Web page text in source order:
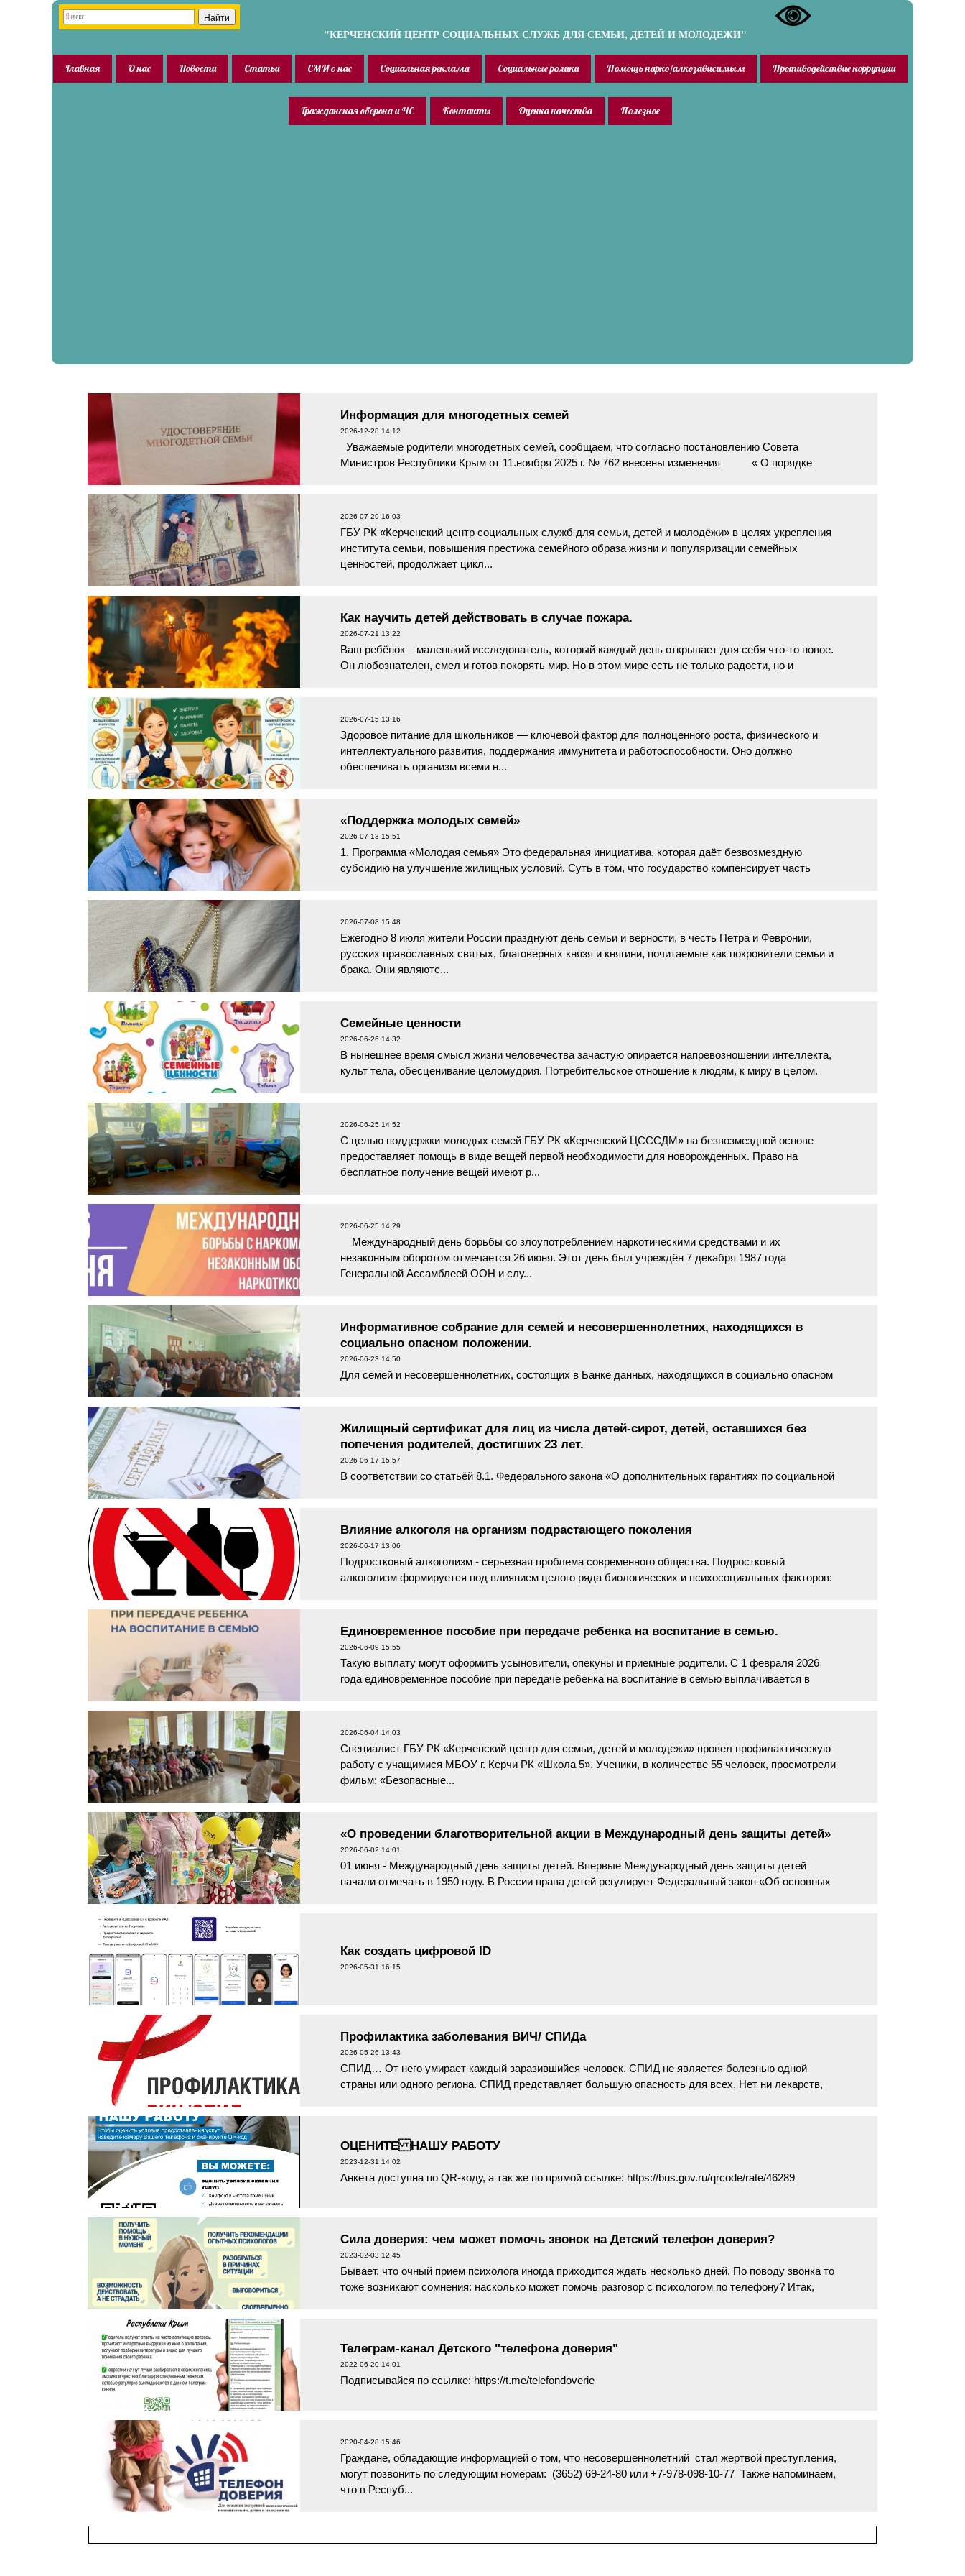
"КЕРЧЕНСКИЙ ЦЕНТР СОЦИАЛЬНЫХ СЛУЖБ ДЛЯ СЕМЬИ, ДЕТЕЙ И МОЛОДЕЖИ"
Главная О нас Новости Статьи СМИ о нас Социальная реклама Социальные ролики Помощь нарко/алкозависимым Противодействие коррупции
Гражданская оборона и ЧС Контакты Оценка качества Полезное
Информация для многодетных семей
2026-12-28 14:12
Уважаемые родители многодетных семей, сообщаем, что согласно постановлению Совета
Министров Республики Крым от 11.ноября 2025 г. № 762 внесены изменения « О порядке
2026-07-29 16:03
ГБУ РК «Керченский центр социальных служб для семьи, детей и молодёжи» в целях укрепления
института семьи, повышения престижа семейного образа жизни и популяризации семейных
ценностей, продолжает цикл...
Как научить детей действовать в случае пожара.
2026-07-21 13:22
Ваш ребёнок – маленький исследователь, который каждый день открывает для себя что-то новое.
Он любознателен, смел и готов покорять мир. Но в этом мире есть не только радости, но и
2026-07-15 13:16
Здоровое питание для школьников — ключевой фактор для полноценного роста, физического и
интеллектуального развития, поддержания иммунитета и работоспособности. Оно должно
обеспечивать организм всеми н...
«Поддержка молодых семей»
2026-07-13 15:51
1. Программа «Молодая семья» Это федеральная инициатива, которая даёт безвозмездную
субсидию на улучшение жилищных условий. Суть в том, что государство компенсирует часть
2026-07-08 15:48
Ежегодно 8 июля жители России празднуют день семьи и верности, в честь Петра и Февронии,
русских православных святых, благоверных князя и княгини, почитаемые как покровители семьи и
брака. Они являютс...
Семейные ценности
2026-06-26 14:32
В нынешнее время смысл жизни человечества зачастую опирается напревозношении интеллекта,
культ тела, обесценивание целомудрия. Потребительское отношение к людям, к миру в целом.
2026-06-25 14:52
С целью поддержки молодых семей ГБУ РК «Керченский ЦСССДМ» на безвозмездной основе
предоставляет помощь в виде вещей первой необходимости для новорожденных. Право на
бесплатное получение вещей имеют р...
2026-06-25 14:29
Международный день борьбы со злоупотреблением наркотическими средствами и их
незаконным оборотом отмечается 26 июня. Этот день был учреждён 7 декабря 1987 года
Генеральной Ассамблеей ООН и слу...
Информативное собрание для семей и несовершеннолетних, находящихся в
социально опасном положении.
2026-06-23 14:50
Для семей и несовершеннолетних, состоящих в Банке данных, находящихся в социально опасном
Жилищный сертификат для лиц из числа детей-сирот, детей, оставшихся без
попечения родителей, достигших 23 лет.
2026-06-17 15:57
В соответствии со статьёй 8.1. Федерального закона «О дополнительных гарантиях по социальной
​​​​​​​Влияние алкоголя на организм подрастающего поколения
2026-06-17 13:06
Подростковый алкоголизм - серьезная проблема современного общества. Подростковый
алкоголизм формируется под влиянием целого ряда биологических и психосоциальных факторов:
Единовременное пособие при передаче ребенка на воспитание в семью.
2026-06-09 15:55
Такую выплату могут оформить усыновители, опекуны и приемные родители. С 1 февраля 2026
года единовременное пособие при передаче ребенка на воспитание в семью выплачивается в
2026-06-04 14:03
Специалист ГБУ РК «Керченский центр для семьи, детей и молодежи» провел профилактическую
работу с учащимися МБОУ г. Керчи РК «Школа 5». Ученики, в количестве 55 человек, просмотрели
фильм: «Безопасные...
«О проведении благотворительной акции в Международный день защиты детей»
2026-06-02 14:01
01 июня - Международный день защиты детей. Впервые Международный день защиты детей
начали отмечать в 1950 году. В России права детей регулирует Федеральный закон «Об основных
Как создать цифровой ID
2026-05-31 16:15
Профилактика заболевания ВИЧ/ СПИДа
2026-05-26 13:43
СПИД… От него умирает каждый заразившийся человек. СПИД не является болезнью одной
страны или одного региона. СПИД представляет большую опасность для всех. Нет ни лекарств,
ОЦЕНИТЕ НАШУ РАБОТУ
2023-12-31 14:02
Анкета доступна по QR-коду, а так же по прямой ссылке: https://bus.gov.ru/qrcode/rate/46289
Сила доверия: чем может помочь звонок на Детский телефон доверия?
2023-02-03 12:45
Бывает, что очный прием психолога иногда приходится ждать несколько дней. По поводу звонка то
тоже возникают сомнения: насколько может помочь разговор с психологом по телефону? Итак,
Телеграм-канал Детского "телефона доверия"
2022-06-20 14:01
Подписывайся по ссылке: https://t.me/telefondoverie
2020-04-28 15:46
Граждане, обладающие информацией о том, что несовершеннолетний стал жертвой преступления,
могут позвонить по следующим номерам: (3652) 69-24-80 или +7-978-098-10-77 Также напоминаем,
что в Респуб...